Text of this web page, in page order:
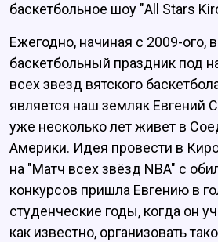
баскетбольное шоу "All Stars
Ежегодно, начиная с 2009-ого,
баскетбольный праздник под
всех звезд вятского
является наш земляк Евгений
уже несколько лет живет в
Америки. Идея провести в
на "Матч всех звёзд NBA" с
конкурсов пришла Евгению в
студенческие годы, когда он
как известно, организовать